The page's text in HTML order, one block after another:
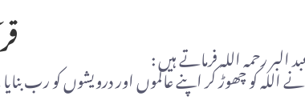
البر رحمہ اللہ فرماتے ہیں :
اللہ کو چھوڑ کر اپنے عالموں اور درویشوں کو رب بنایا